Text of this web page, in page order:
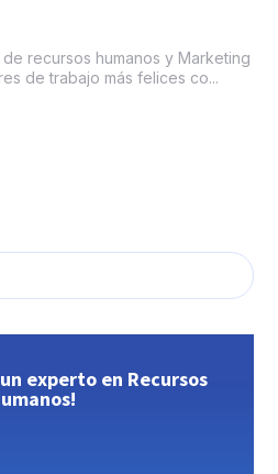
recursos humanos y Marketing
de trabajo más felices co...
experto en Recursos